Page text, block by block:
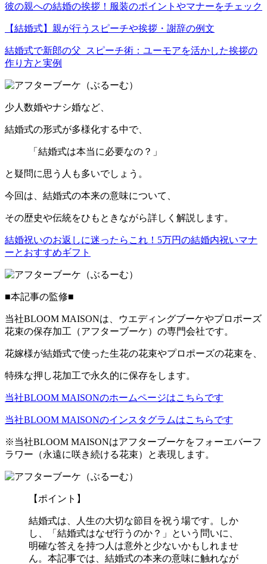
彼の親への結婚の挨拶！服装のポイントやマナーをチェック
【結婚式】親が行うスピーチや挨拶・謝辞の例文
結婚式で新郎の父_スピーチ術：ユーモアを活かした挨拶の
作り方と実例
少人数婚やナシ婚など、
結婚式の形式が多様化する中で、
「結婚式は本当に必要なの？」
と疑問に思う人も多いでしょう。
今回は、結婚式の本来の意味について、
その歴史や伝統をひもときながら詳しく解説します。
結婚祝いのお返しに迷ったらこれ！5万円の結婚内祝いマナ
ーとおすすめギフト
■本記事の監修■
当社BLOOM MAISONは、ウエディングブーケやプロポーズ
花束の保存加工（アフターブーケ）の専門会社です。
花嫁様が結婚式で使った生花の花束やプロポーズの花束を、
特殊な押し花加工で永久的に保存をします。
当社BLOOM MAISONのホームページはこちらです
当社BLOOM MAISONのインスタグラムはこちらです
※当社BLOOM MAISONはアフターブーケをフォーエバーフ
ラワー（永遠に咲き続ける花束）と表現します。
【ポイント】
結婚式は、人生の大切な節目を祝う場です。しか
し、「結婚式はなぜ行うのか？」という問いに、
明確な答えを持つ人は意外と少ないかもしれませ
ん。本記事では、結婚式の本来の意味に触れなが